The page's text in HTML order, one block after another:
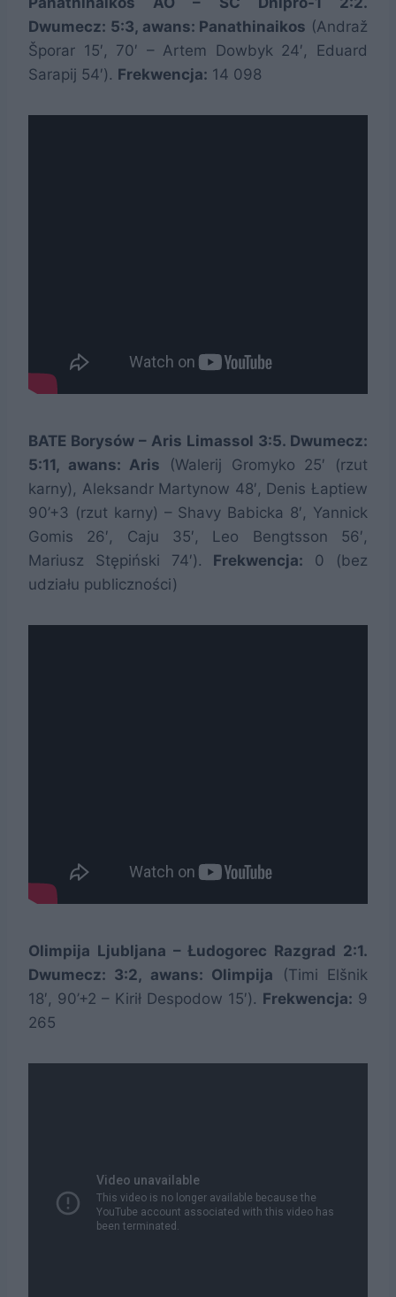
Dwumecz: 5:3, awans: Panathinaikos (Andraž
Šporar 15′, 70′ – Artem Dowbyk 24′, Eduard
Sarapij 54′). Frekwencja: 14 098
BATE Borysów – Aris Limassol 3:5. Dwumecz:
5:11, awans: Aris (Walerij Gromyko 25′ (rzut
karny), Aleksandr Martynow 48′, Denis Łaptiew
90’+3 (rzut karny) – Shavy Babicka 8′, Yannick
Gomis 26′, Caju 35′, Leo Bengtsson 56′,
Mariusz Stępiński 74′). Frekwencja: 0 (bez
udziału publiczności)
Olimpija Ljubljana – Łudogorec Razgrad 2:1.
Dwumecz: 3:2, awans: Olimpija (Timi Elšnik
18′, 90’+2 – Kirił Despodow 15′). Frekwencja: 9
265